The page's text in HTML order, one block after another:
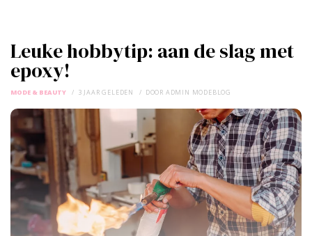
Leuke hobbytip: aan de slag met
epoxy!
MODE & BEAUTY 3 JAAR GELEDEN DOOR ADMIN MODEBLOG